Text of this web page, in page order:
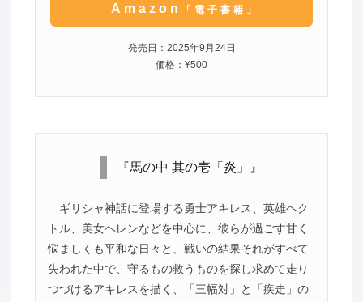
Amazon 「電子書籍」
発売日：2025年9月24日
価格：¥500
『馬の中 其の壱「炎」』
ギリシャ神話に登場する勇士アキレス、英雄ヘク
トル、美女ヘレンなどを中心に、彼らが過ごす甘く
悩ましくも平和な日々と、戦いの結果それがすべて
失われた中で、守るもの救うものを探し求めて走り
つづけるアキレスを描く、「三幅対」と「疾走」の